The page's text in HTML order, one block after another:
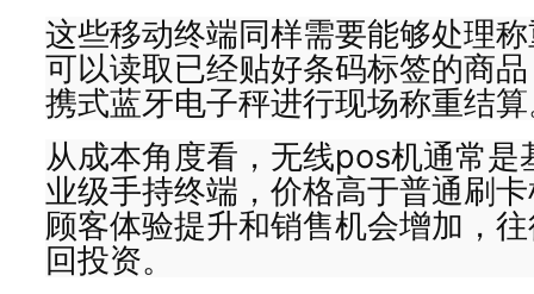
这些移动终端同样需要能够处理
可以读取已经贴好条码标签的商
携式蓝牙电子秤进行现场称重结
从成本角度看，无线pos机通常是
业级手持终端，价格高于普通刷
顾客体验提升和销售机会增加，
回投资。